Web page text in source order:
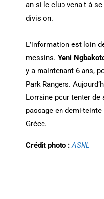
an si le club venait à
division.
L’information est loin
messins. Yeni
y a maintenant 6 ans,
Park Rangers.
Lorraine pour tenter de
passage en demi-
Grèce.
Crédit photo : ASNL